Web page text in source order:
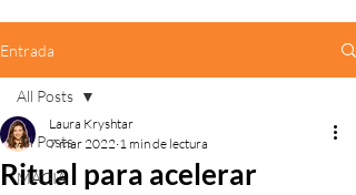
Entrada
All Posts
MAGIA
All Posts
Ritual para acelerar
Laura Kryshtar
7 mar 2022 1 min de lectura